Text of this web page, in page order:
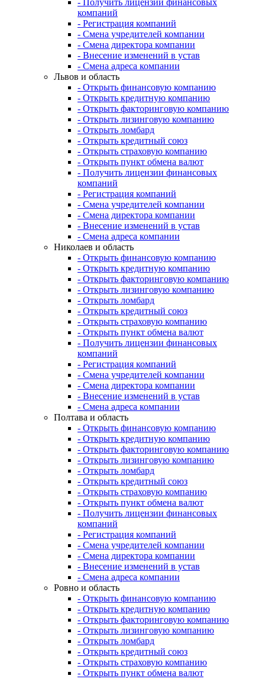
компаний
- Регистрация компаний
- Смена учредителей компании
- Смена директора компании
- Внесение изменений в устав
- Смена адреса компании
Львов и область
- Открыть финансовую компанию
- Открыть кредитную компанию
- Открыть факторинговую компанию
- Открыть лизинговую компанию
- Открыть ломбард
- Открыть кредитный союз
- Открыть страховую компанию
- Открыть пункт обмена валют
- Получить лицензии финансовых
компаний
- Регистрация компаний
- Смена учредителей компании
- Смена директора компании
- Внесение изменений в устав
- Смена адреса компании
Николаев и область
- Открыть финансовую компанию
- Открыть кредитную компанию
- Открыть факторинговую компанию
- Открыть лизинговую компанию
- Открыть ломбард
- Открыть кредитный союз
- Открыть страховую компанию
- Открыть пункт обмена валют
- Получить лицензии финансовых
компаний
- Регистрация компаний
- Смена учредителей компании
- Смена директора компании
- Внесение изменений в устав
- Смена адреса компании
Полтава и область
- Открыть финансовую компанию
- Открыть кредитную компанию
- Открыть факторинговую компанию
- Открыть лизинговую компанию
- Открыть ломбард
- Открыть кредитный союз
- Открыть страховую компанию
- Открыть пункт обмена валют
- Получить лицензии финансовых
компаний
- Регистрация компаний
- Смена учредителей компании
- Смена директора компании
- Внесение изменений в устав
- Смена адреса компании
Ровно и область
- Открыть финансовую компанию
- Открыть кредитную компанию
- Открыть факторинговую компанию
- Открыть лизинговую компанию
- Открыть ломбард
- Открыть кредитный союз
- Открыть страховую компанию
- Открыть пункт обмена валют